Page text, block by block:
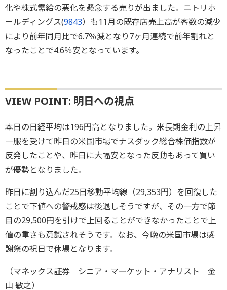
化や株式需給の悪化を懸念する売りが出ました。ニトリホ
ールディングス(9843）も11月の既存店売上高が客数の減少
により前年同月比で6.7％減となり7ヶ月連続で前年割れと
なったことで4.6％安となっています。
VIEW POINT: 明日への視点
本日の日経平均は196円高となりました。米長期金利の上昇
一服を受けて昨日の米国市場でナスダック総合株価指数が
反発したことや、昨日に大幅安となった反動もあって買い
が優勢となりました。
昨日に割り込んだ25日移動平均線（29,353円）を回復した
ことで下値への警戒感は後退しそうですが、その一方で節
目の29,500円を引けで上回ることができなかったことで上
値の重さも意識されそうです。なお、今晩の米国市場は感
謝祭の祝日で休場となります。
（マネックス証券 シニア・マーケット・アナリスト 金
山 敏之）